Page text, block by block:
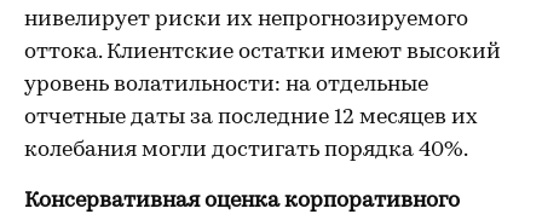
нивелирует риски их непрогнозируемого
оттока. Клиентские остатки имеют высокий
уровень волатильности: на отдельные
отчетные даты за последние 12 месяцев их
колебания могли достигать порядка 40%.
Консервативная оценка корпоративного